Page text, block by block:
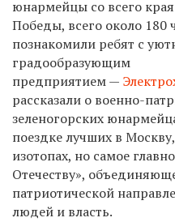
юнармейцы со всего
Победы, всего около 180
познакомили ребят с
градообразующим
предприятием —
рассказали о военно-
зеленогорских
поездке лучших в
изотопах, но самое
Отечеству»,
патриотической
людей и власть.